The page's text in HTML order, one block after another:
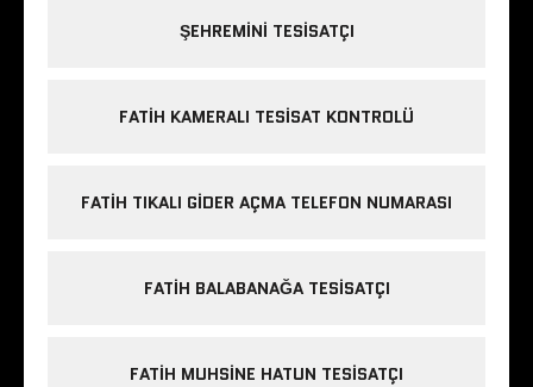
ŞEHREMINI TESISATÇI
FATIH KAMERALI TESISAT KONTROLÜ
FATIH TIKALI GIDER AÇMA TELEFON NUMARASI
FATIH BALABANAĞA TESISATÇI
FATIH MUHSINE HATUN TESISATÇI